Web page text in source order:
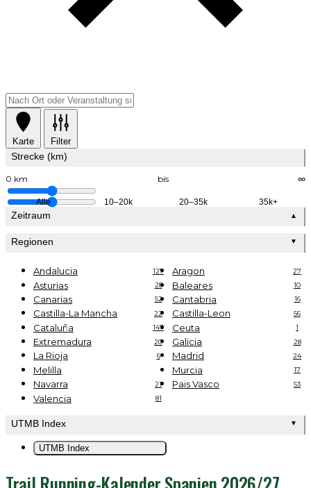
Karte Filter
Strecke (km)
0 km bis ∞
Alle 10–20k 20–35k 35k+
Zeitraum ▲
Regionen ▼
Andalucia 127 Aragon 27
Asturias 28 Baleares 10
Canarias 52 Cantabria 16
Castilla-La Mancha 22 Castilla-Leon 56
Cataluña 147 Ceuta 1
Extremadura 20 Galicia 28
La Rioja 6 Madrid 24
Melilla Murcia 17
Navarra 21 Pais Vasco 53
Valencia 81
UTMB Index ▼
UTMB Index